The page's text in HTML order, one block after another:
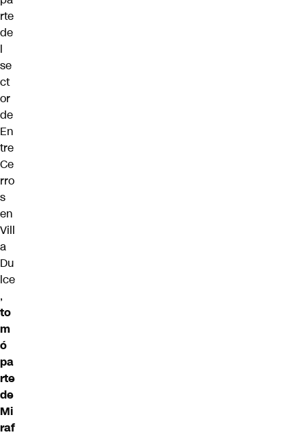
rte
de
l
se
ct
or
de
En
tre
Ce
rro
s
en
Vill
a
Du
lce
,
to
m
ó
pa
rte
de
Mi
raf